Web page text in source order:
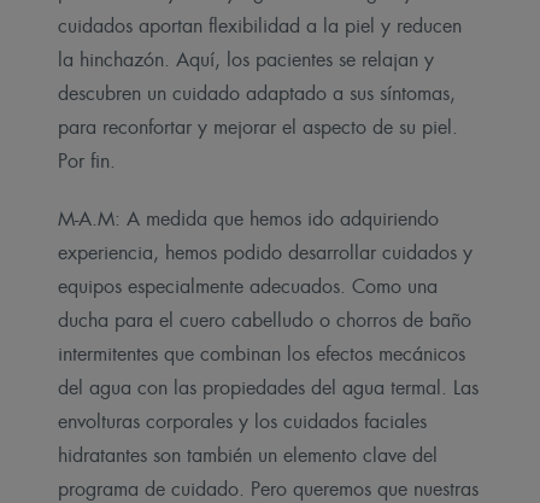
cuidados aportan flexibilidad a la piel y reducen
la hinchazón. Aquí, los pacientes se relajan y
descubren un cuidado adaptado a sus síntomas,
para reconfortar y mejorar el aspecto de su piel.
Por fin.
M-A.M: A medida que hemos ido adquiriendo
experiencia, hemos podido desarrollar cuidados y
equipos especialmente adecuados. Como una
ducha para el cuero cabelludo o chorros de baño
intermitentes que combinan los efectos mecánicos
del agua con las propiedades del agua termal. Las
envolturas corporales y los cuidados faciales
hidratantes son también un elemento clave del
programa de cuidado. Pero queremos que nuestras